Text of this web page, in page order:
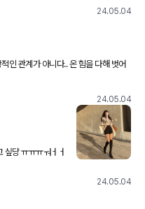
24.05.04
를 지켜야 한다.. “”
24.05.04
싶댱 ㅠㅠㅠㅝㅓㅓ
24.05.04